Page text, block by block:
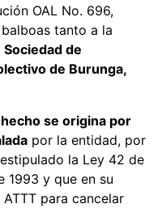
OAL No. 696,
tanto a la
Sociedad de
de Burunga,
se origina por
por la entidad, por
la Ley 42 de
1993 y que en su
para cancelar